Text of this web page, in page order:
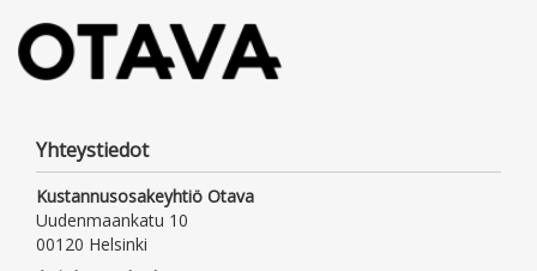
Yhteystiedot
Kustannusosakeyhtiö Otava
Uudenmaankatu 10
00120 Helsinki